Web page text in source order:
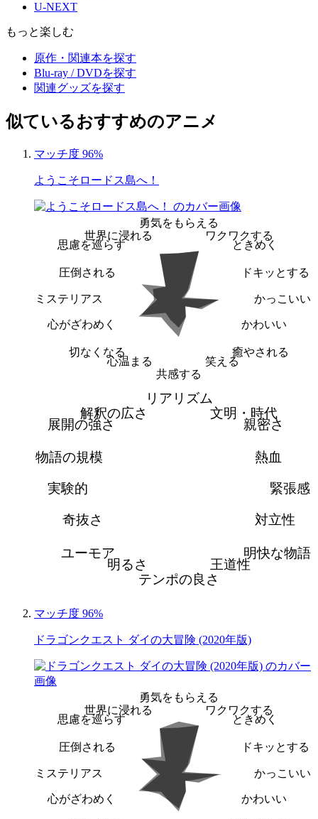
U-NEXT
もっと楽しむ
原作・関連本を探す
Blu-ray / DVDを探す
関連グッズを探す
似ているおすすめのアニメ
マッチ度 96%
ようこそロードス島へ！
勇気をもらえる
ワクワクする
ときめく
ドキッとする
かっこいい
かわいい
癒やされる
笑える
共感する
心温まる
切なくなる
心がざわめく
ミステリアス
圧倒される
思慮を巡らす
世界に浸れる
リアリズム
文明・時代
親密さ
熱血
緊張感
対立性
明快な物語
王道性
テンポの良さ
明るさ
ユーモア
奇抜さ
実験的
物語の規模
展開の強さ
解釈の広さ
マッチ度 96%
ドラゴンクエスト ダイの大冒険 (2020年版)
勇気をもらえる
ワクワクする
ときめく
ドキッとする
かっこいい
かわいい
心がざわめく
ミステリアス
圧倒される
思慮を巡らす
世界に浸れる